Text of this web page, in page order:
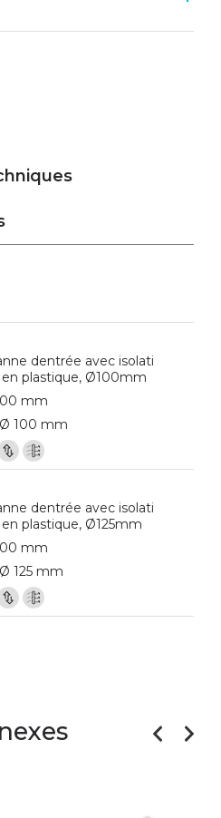
dentrée avec isolati
plastique, Ø100mm
mm
Ø 100 mm
dentrée avec isolati
plastique, Ø125mm
mm
Ø 125 mm